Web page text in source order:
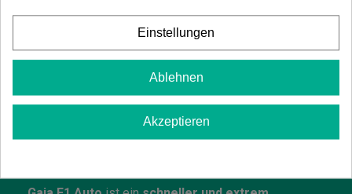
Im Mund bietet sie eineausgewogene Kombination
aus süßer Ananas, lebhaften Zitrusfrüchten und
einem leichten Kräuterhauch, der Tiefe verleiht. Es
ist eine Sorte, die nicht nur durch ihre Potenz, sondern
auch durch ein vollständiges sensorisches Erlebnis
besticht.
Anbau des autoflowering Samens Gaia F1 im
Einstellungen
Ablehnen
Akzeptieren